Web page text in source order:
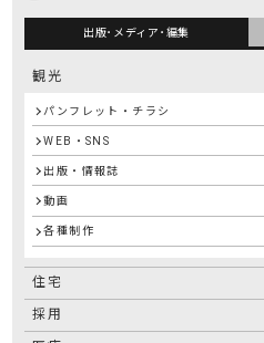
出版･メディア･編集
観光
パンフレット・チラシ
WEB・SNS
出版・情報誌
動画
各種制作
住宅
採用